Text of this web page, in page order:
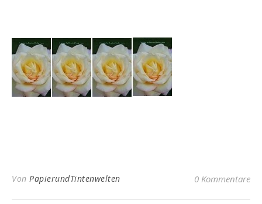
Von PapierundTintenwelten 0 Kommentare